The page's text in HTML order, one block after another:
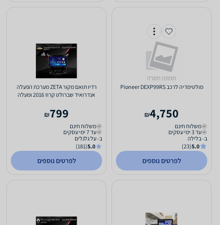
מולטימדיה לרכב Pioneer DEXP99RS
4,750
₪
משלוח חינם
עד 3 ימי עסקים
ב- בלילה
5.0
(23)
לפרטים נוספים
רדיו תואם מקור ZETA מערכת הפעלה
אנדרואיד שברולט קרוז 2016 ומעלה
799
₪
משלוח חינם
עד 7 ימי עסקים
ב- על גלגלים
5.0
(181)
לפרטים נוספים